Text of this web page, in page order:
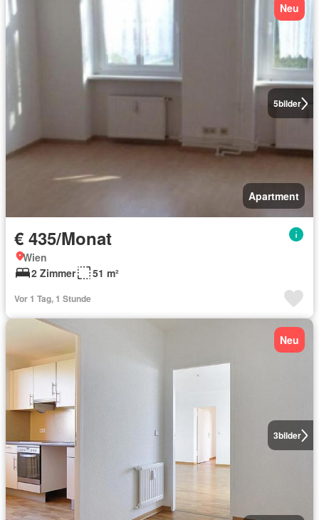
5bilder
Neu
Apartment
€ 435/Monat
Wien
2 Zimmer
51 m²
Vor 1 Tag, 1 Stunde
3bilder
Neu